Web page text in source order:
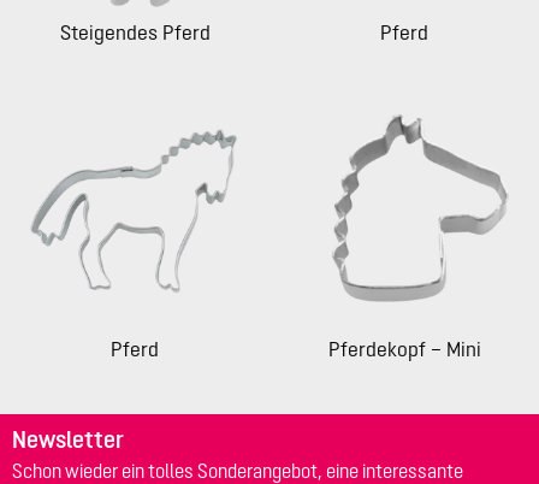
Steigendes Pferd Pferd
Pferd Pferdekopf – Mini
Newsletter
Schon wieder ein tolles Sonderangebot, eine interessante